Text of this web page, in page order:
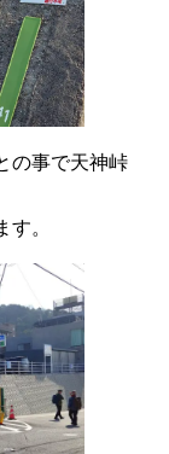
の事で天神峠
。